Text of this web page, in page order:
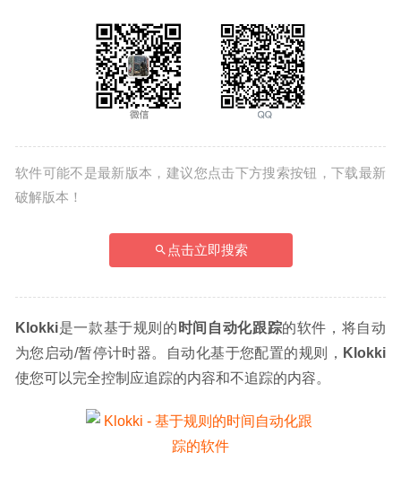
软件可能不是最新版本，建议您点击下方搜索按钮，下载最新
破解版本！
点击立即搜索
Klokki是一款基于规则的 时间自动化跟踪的软件，将自动
为您启动/暂停计时器。自动化基于您配置的规则， Klokki
使您可以完全控制应追踪的内容和不追踪的内容。